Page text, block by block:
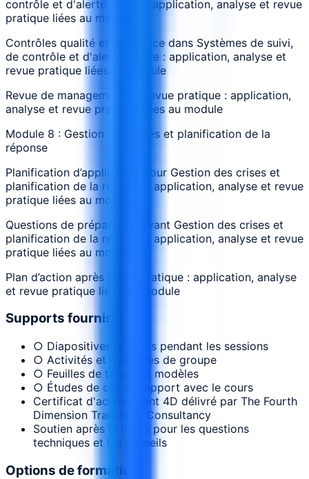
contrôle et d'alerte rapide : application, analyse et revue
pratique liées au module
Contrôles qualité et assurance dans Systèmes de suivi,
de contrôle et d'alerte rapide : application, analyse et
revue pratique liées au module
Revue de management de revue pratique : application,
analyse et revue pratique liées au module
Module 8 : Gestion des crises et planification de la
réponse
Planification d’application pour Gestion des crises et
planification de la réponse : application, analyse et revue
pratique liées au module
Questions de préparation avant Gestion des crises et
planification de la réponse : application, analyse et revue
pratique liées au module
Plan d’action après revue pratique : application, analyse
et revue pratique liées au module
Supports fournis
○ Diapositives utilisées pendant les sessions
○ Activités et exercices de groupe
○ Feuilles de travail et modèles
○ Études de cas en rapport avec le cours
Certificat d'achèvement 4D délivré par The Fourth
Dimension Training & Consultancy
Soutien après le cours pour les questions
techniques et les conseils
Options de formation